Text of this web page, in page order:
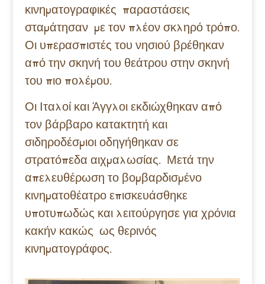
κινηματογραφικές παραστάσεις
σταμάτησαν με τον πλέον σκληρό τρόπο.
Οι υπερασπιστές του νησιού βρέθηκαν
από την σκηνή του θεάτρου στην σκηνή
του πιο πολέμου.
Οι Ιταλοί και Άγγλοι εκδιώχθηκαν από
τον βάρβαρο κατακτητή και
σιδηροδέσμιοι οδηγήθηκαν σε
στρατόπεδα αιχμαλωσίας. Μετά την
απελευθέρωση το βομβαρδισμένο
κινηματοθέατρο επισκευάσθηκε
υποτυπωδώς και λειτούργησε για χρόνια
κακήν κακώς ως θερινός
κινηματογράφος.